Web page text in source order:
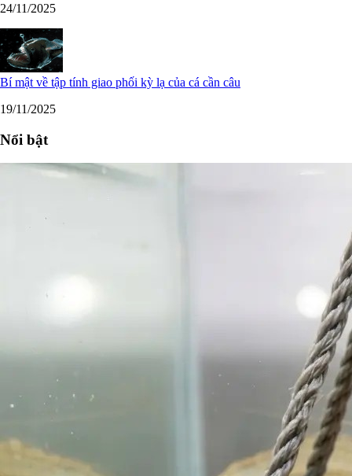
24/11/2025
Bí mật về tập tính giao phối kỳ lạ của cá cần câu
19/11/2025
Nổi bật